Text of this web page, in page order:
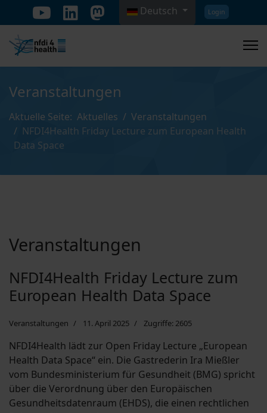
Sprache auswählen
Deutsch Login
Veranstaltungen
Aktuelle Seite: Aktuelles
Veranstaltungen
NFDI4Health Friday Lecture zum European Health
Data Space
Veranstaltungen
NFDI4Health Friday Lecture zum
European Health Data Space
Veranstaltungen 11. April 2025 Zugriffe: 2605
NFDI4Health lädt zur Open Friday Lecture „European
Health Data Space“ ein. Die Gastrederin Ira Mießler
vom Bundesministerium für Gesundheit (BMG) spricht
über die Verordnung über den Europäischen
Gesundheitsdatenraum (EHDS), die einen rechtlichen